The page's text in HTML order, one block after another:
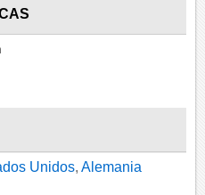
Unidos, Alemania